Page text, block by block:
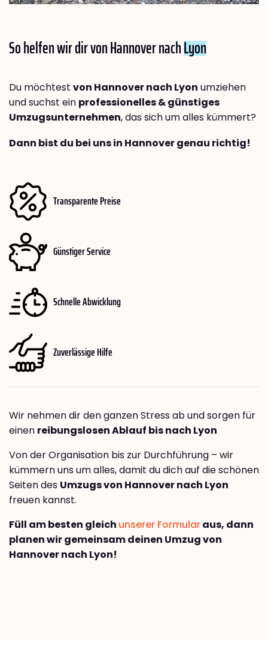
So helfen wir dir von Hannover nachLyon
Du möchtest von Hannover nach Lyon umziehen
und suchst ein professionelles & günstiges
Umzugsunternehmen, das sich um alles kümmert?
Dann bist du bei uns in Hannover genau richtig!
Transparente Preise
Günstiger Service
Schnelle Abwicklung
Zuverlässige Hilfe
Wir nehmen dir den ganzen Stress ab und sorgen für
einen reibungslosen Ablauf bis nach Lyon
Von der Organisation bis zur Durchführung – wir
kümmern uns um alles, damit du dich auf die schönen
Seiten des Umzugs von Hannover nach Lyon
freuen kannst.
Füll am besten gleich unserer Formularaus, dann
planen wir gemeinsam deinen Umzug von
Hannover nach Lyon!